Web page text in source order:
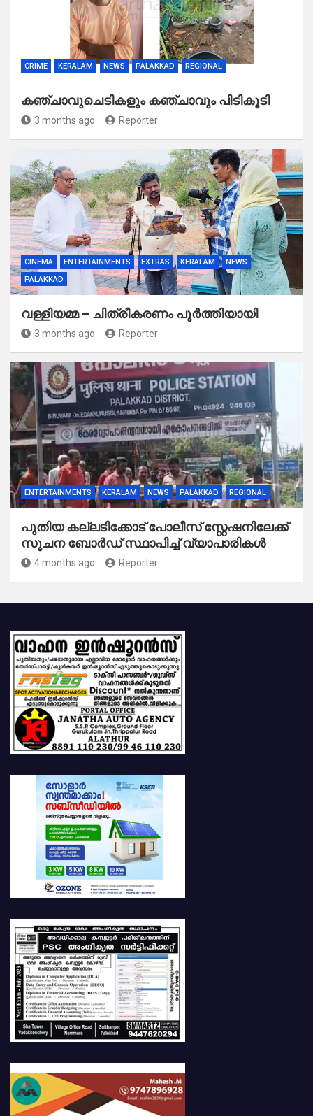
CRIME KERALAM NEWS PALAKKAD REGIONAL
കഞ്ചാവുചെടികളും കഞ്ചാവും പിടികൂടി
3 months ago Reporter
CINEMA ENTERTAINMENTS EXTRAS KERALAM
NEWS
PALAKKAD
വള്ളിയമ്മ – ചിത്രീകരണം പൂർത്തിയായി
3 months ago Reporter
ENTERTAINMENTS KERALAM NEWS PALAKKAD REGIONAL
പുതിയ കല്ലടിക്കോട് പോലീസ് സ്റ്റേഷനിലേക്ക്
സൂചന ബോർഡ് സ്ഥാപിച്ച് വ്യാപാരികൾ
4 months ago Reporter